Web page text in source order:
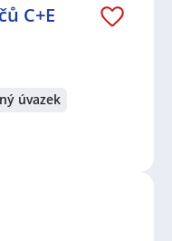
C+E
úvazek